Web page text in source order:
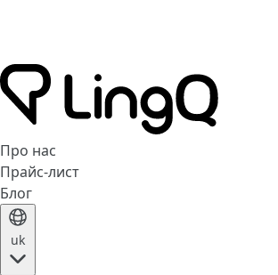
Про нас
Прайс-лист
Блог
uk